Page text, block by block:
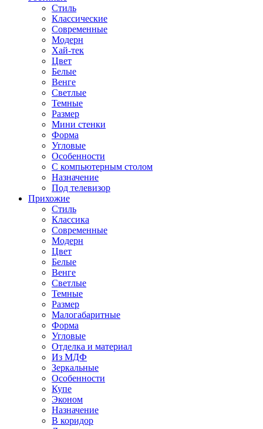
Стиль
Классические
Современные
Модерн
Хай-тек
Цвет
Белые
Венге
Светлые
Темные
Размер
Мини стенки
Форма
Угловые
Особенности
С компьютерным столом
Назначение
Под телевизор
Прихожие
Стиль
Классика
Современные
Модерн
Цвет
Белые
Венге
Светлые
Темные
Размер
Малогабаритные
Форма
Угловые
Отделка и материал
Из МДФ
Зеркальные
Особенности
Купе
Эконом
Назначение
В коридор